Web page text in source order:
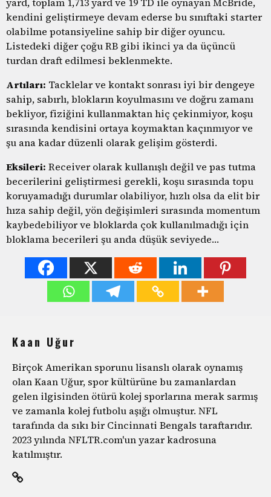
kendini geliştirmeye devam ederse bu sınıftaki starter
olabilme potansiyeline sahip bir diğer oyuncu.
Listedeki diğer çoğu RB gibi ikinci ya da üçüncü
turdan draft edilmesi beklenmekte.
Artıları: Tacklelar ve kontakt sonrası iyi bir dengeye
sahip, sabırlı, blokların koyulmasını ve doğru zamanı
bekliyor, fiziğini kullanmaktan hiç çekinmiyor, koşu
sırasında kendisini ortaya koymaktan kaçınmıyor ve
şu ana kadar düzenli olarak gelişim gösterdi.
Eksileri: Receiver olarak kullanışlı değil ve pas tutma
becerilerini geliştirmesi gerekli, koşu sırasında topu
koruyamadığı durumlar olabiliyor, hızlı olsa da elit bir
hıza sahip değil, yön değişimleri sırasında momentum
kaybedebiliyor ve bloklarda çok kullanılmadığı için
bloklama becerileri şu anda düşük seviyede…
Kaan Uğur
Birçok Amerikan sporunu lisanslı olarak oynamış
olan Kaan Uğur, spor kültürüne bu zamanlardan
gelen ilgisinden ötürü kolej sporlarına merak sarmış
ve zamanla kolej futbolu aşığı olmuştur. NFL
tarafında da sıkı bir Cincinnati Bengals taraftarıdır.
2023 yılında NFLTR.com'un yazar kadrosuna
katılmıştır.